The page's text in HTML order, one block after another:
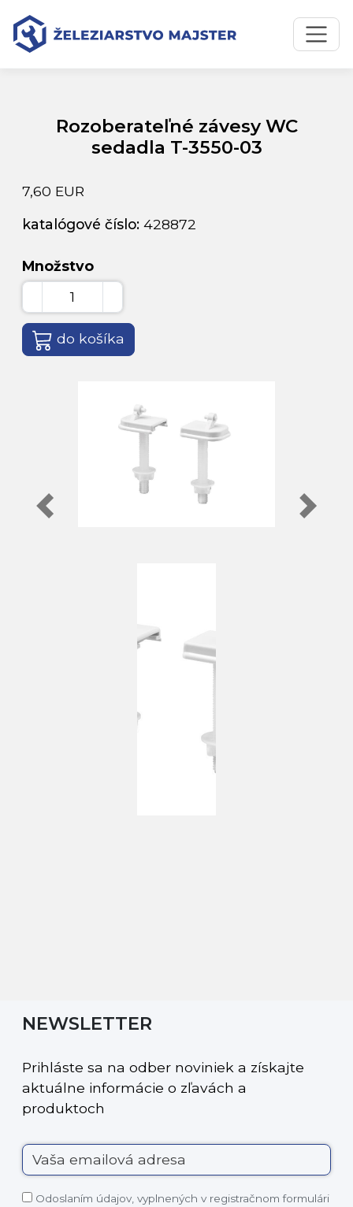
Preskočiť na obsah
Preskočiť na hlavné menu
Úvodná stránka
Rozoberateľné závesy WC sedadla T-3550-03
Rozoberateľné závesy WC
sedadla T-3550-03
7,60 EUR
katalógové číslo: 428872
Množstvo
do košíka
NEWSLETTER
Prihláste sa na odber noviniek a získajte
aktuálne informácie o zľavách a
produktoch
Odoslaním údajov, vyplnených v registračnom formulári